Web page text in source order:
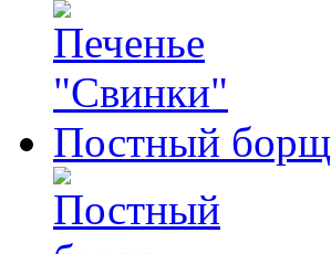
Постный борщ